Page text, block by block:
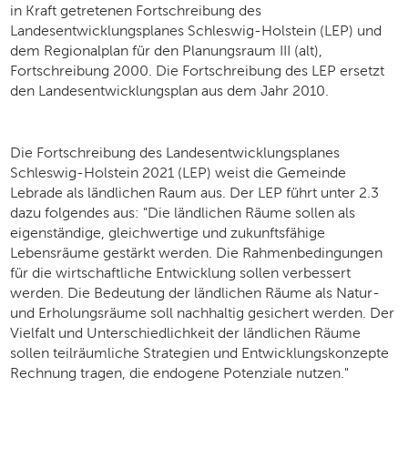
in Kraft getretenen Fortschreibung des
Landesentwicklungsplanes Schleswig-Holstein (LEP) und
dem Regionalplan für den Planungsraum III (alt),
Fortschreibung 2000. Die Fortschreibung des LEP ersetzt
den Landesentwicklungsplan aus dem Jahr 2010.
Die Fortschreibung des Landesentwicklungsplanes
Schleswig-Holstein 2021 (LEP) weist die Gemeinde
Lebrade als ländlichen Raum aus. Der LEP führt unter 2.3
dazu folgendes aus: "Die ländlichen Räume sollen als
eigenständige, gleichwertige und zukunftsfähige
Lebensräume gestärkt werden. Die Rahmenbedingungen
für die wirtschaftliche Entwicklung sollen verbessert
werden. Die Bedeutung der ländlichen Räume als Natur-
und Erholungsräume soll nachhaltig gesichert werden. Der
Vielfalt und Unterschiedlichkeit der ländlichen Räume
sollen teilräumliche Strategien und Entwicklungskonzepte
Rechnung tragen, die endogene Potenziale nutzen."